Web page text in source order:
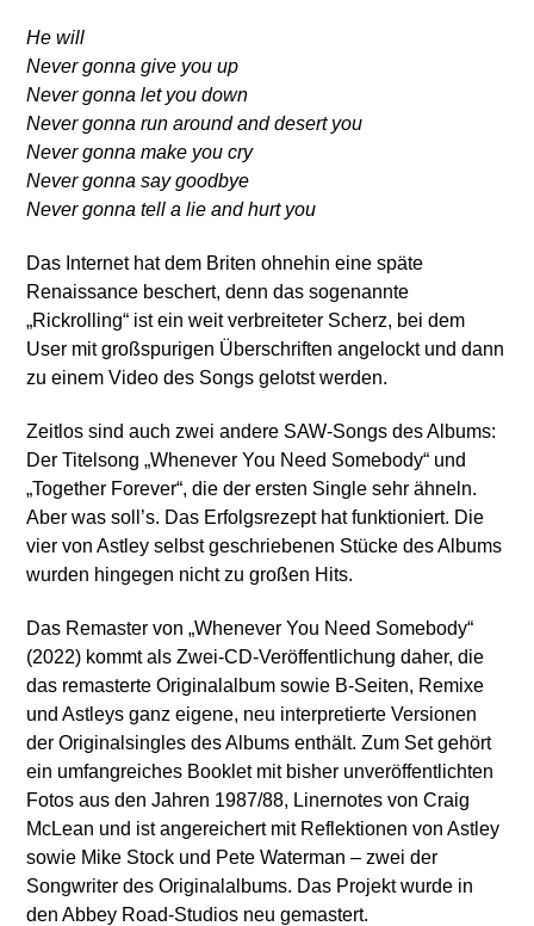
He will
Never gonna give you up
Never gonna let you down
Never gonna run around and desert you
Never gonna make you cry
Never gonna say goodbye
Never gonna tell a lie and hurt you
Das Internet hat dem Briten ohnehin eine späte
Renaissance beschert, denn das sogenannte
„Rickrolling“ ist ein weit verbreiteter Scherz, bei dem
User mit großspurigen Überschriften angelockt und dann
zu einem Video des Songs gelotst werden.
Zeitlos sind auch zwei andere SAW-Songs des Albums:
Der Titelsong „Whenever You Need Somebody“ und
„Together Forever“, die der ersten Single sehr ähneln.
Aber was soll’s. Das Erfolgsrezept hat funktioniert. Die
vier von Astley selbst geschriebenen Stücke des Albums
wurden hingegen nicht zu großen Hits.
Das Remaster von „Whenever You Need Somebody“
(2022) kommt als Zwei-CD-Veröffentlichung daher, die
das remasterte Originalalbum sowie B-Seiten, Remixe
und Astleys ganz eigene, neu interpretierte Versionen
der Originalsingles des Albums enthält. Zum Set gehört
ein umfangreiches Booklet mit bisher unveröffentlichten
Fotos aus den Jahren 1987/88, Linernotes von Craig
McLean und ist angereichert mit Reflektionen von Astley
sowie Mike Stock und Pete Waterman – zwei der
Songwriter des Originalalbums. Das Projekt wurde in
den Abbey Road-Studios neu gemastert.